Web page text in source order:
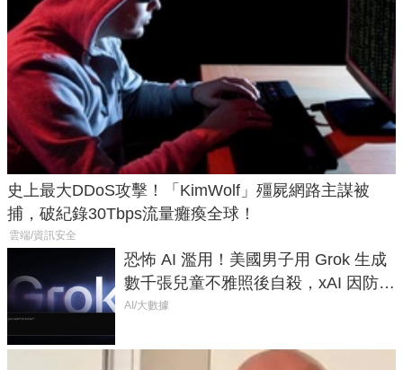
史上最大DDoS攻擊！「KimWolf」殭屍網路主謀被
捕，破紀錄30Tbps流量癱瘓全球！
雲端/資訊安全
恐怖 AI 濫用！美國男子用 Grok 生成
數千張兒童不雅照後自殺，xAI 因防護
失靈與不配合警方遭起訴
AI/大數據